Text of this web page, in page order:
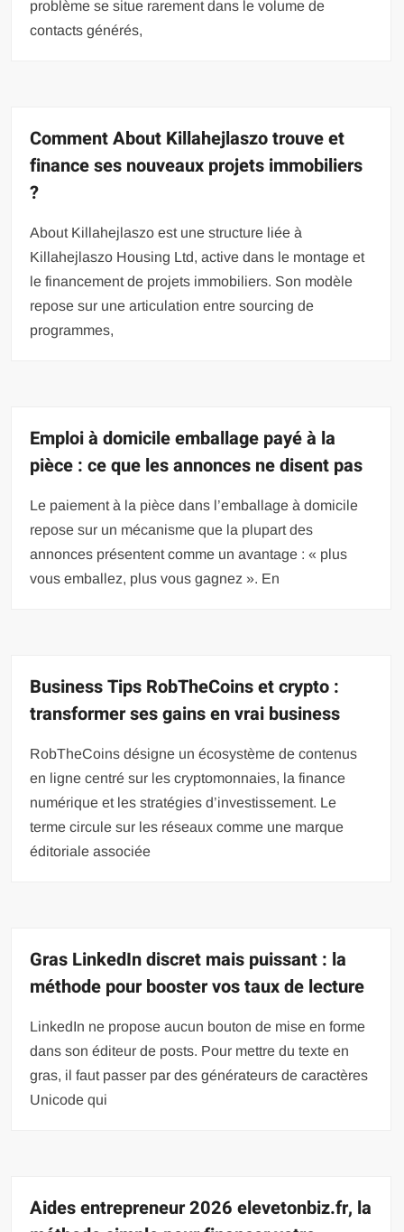
problème se situe rarement dans le volume de
contacts générés,
Comment About Killahejlaszo trouve et
finance ses nouveaux projets immobiliers
?
About Killahejlaszo est une structure liée à
Killahejlaszo Housing Ltd, active dans le montage et
le financement de projets immobiliers. Son modèle
repose sur une articulation entre sourcing de
programmes,
Emploi à domicile emballage payé à la
pièce : ce que les annonces ne disent pas
Le paiement à la pièce dans l’emballage à domicile
repose sur un mécanisme que la plupart des
annonces présentent comme un avantage : « plus
vous emballez, plus vous gagnez ». En
Business Tips RobTheCoins et crypto :
transformer ses gains en vrai business
RobTheCoins désigne un écosystème de contenus
en ligne centré sur les cryptomonnaies, la finance
numérique et les stratégies d’investissement. Le
terme circule sur les réseaux comme une marque
éditoriale associée
Gras LinkedIn discret mais puissant : la
méthode pour booster vos taux de lecture
LinkedIn ne propose aucun bouton de mise en forme
dans son éditeur de posts. Pour mettre du texte en
gras, il faut passer par des générateurs de caractères
Unicode qui
Aides entrepreneur 2026 elevetonbiz.fr, la